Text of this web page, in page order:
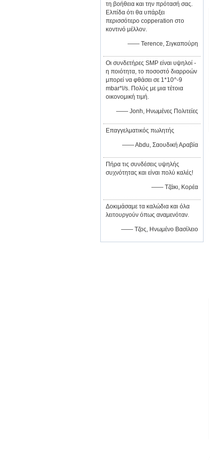
τη βοήθεια και την πρότασή σας.
Ελπίδα ότι θα υπάρξει
περισσότερο copperation στο
κοντινό μέλλον.
—— Terence, Σιγκαπούρη
Οι συνδετήρες SMP είναι υψηλοί -
η ποιότητα, το ποσοστό διαρροών
μπορεί να φθάσει σε 1*10^-9
mbar*l/s. Πολύς με μια τέτοια
οικονομική τιμή.
—— Jonh, Ηνωμένες Πολιτείες
Επαγγελματικός πωλητής
—— Abdu, Σαουδική Αραβία
Πήρα τις συνδέσεις υψηλής
συχνότητας και είναι πολύ καλές!
—— Τζάκι, Κορέα
Δοκιμάσαμε τα καλώδια και όλα
λειτουργούν όπως αναμενόταν.
—— Τζος, Ηνωμένο Βασίλειο